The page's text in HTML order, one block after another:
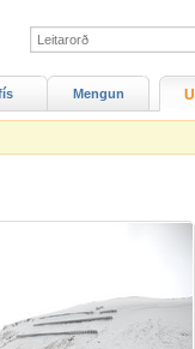
Mengun